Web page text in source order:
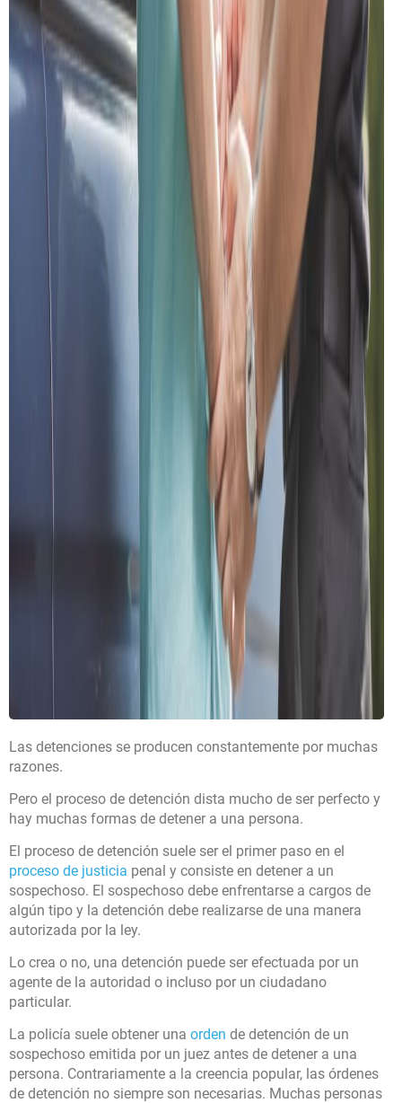
Las detenciones se producen constantemente por muchas
razones.
Pero el proceso de detención dista mucho de ser perfecto y
hay muchas formas de detener a una persona.
El proceso de detención suele ser el primer paso en el
proceso de justicia penal y consiste en detener a un
sospechoso. El sospechoso debe enfrentarse a cargos de
algún tipo y la detención debe realizarse de una manera
autorizada por la ley.
Lo crea o no, una detención puede ser efectuada por un
agente de la autoridad o incluso por un ciudadano
particular.
La policía suele obtener una orden de detención de un
sospechoso emitida por un juez antes de detener a una
persona. Contrariamente a la creencia popular, las órdenes
de detención no siempre son necesarias. Muchas personas